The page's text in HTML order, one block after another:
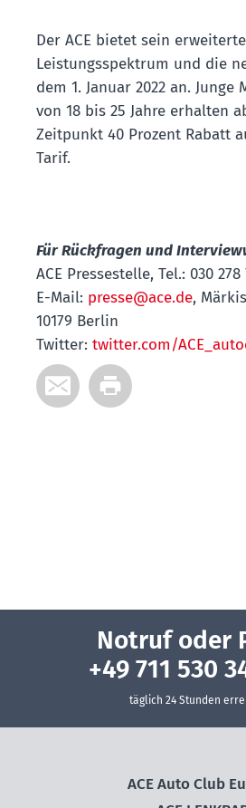
Der ACE bietet sein
Leistungsspektrum und die
dem 1. Januar 2022 an.
von 18 bis 25 Jahre erhalten
Zeitpunkt 40 Prozent Rabatt
Tarif.
Für Rückfragen und
ACE Pressestelle, Tel.: 030 278
E-Mail: presse@ace.de,
10179 Berlin
Twitter: twitter.com/
Notruf oder
+49 711 530
täglich 24 Stunden
ACE Auto Club